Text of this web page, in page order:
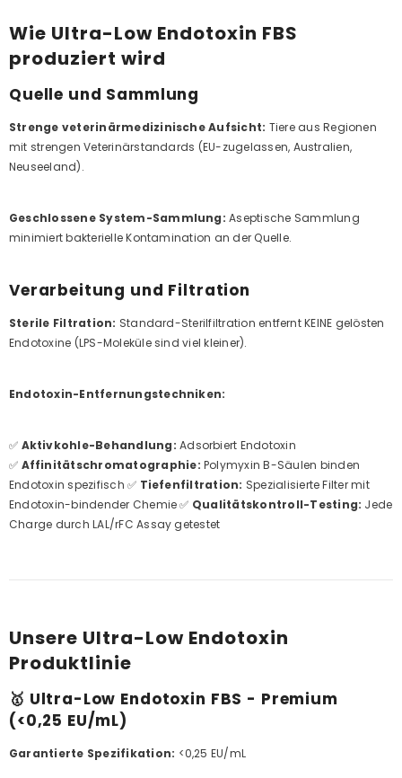
Wie Ultra-Low Endotoxin FBS
produziert wird
Quelle und Sammlung
Strenge veterinärmedizinische Aufsicht: Tiere aus Regionen
mit strengen Veterinärstandards (EU-zugelassen, Australien,
Neuseeland).
Geschlossene System-Sammlung: Aseptische Sammlung
minimiert bakterielle Kontamination an der Quelle.
Verarbeitung und Filtration
Sterile Filtration: Standard-Sterilfiltration entfernt KEINE gelösten
Endotoxine (LPS-Moleküle sind viel kleiner).
Endotoxin-Entfernungstechniken:
✅ Aktivkohle-Behandlung: Adsorbiert Endotoxin
✅ Affinitätschromatographie: Polymyxin B-Säulen binden
Endotoxin spezifisch ✅ Tiefenfiltration: Spezialisierte Filter mit
Endotoxin-bindender Chemie ✅ Qualitätskontroll-Testing: Jede
Charge durch LAL/rFC Assay getestet
Unsere Ultra-Low Endotoxin
Produktlinie
🥇 Ultra-Low Endotoxin FBS - Premium
(<0,25 EU/mL)
Garantierte Spezifikation: <0,25 EU/mL